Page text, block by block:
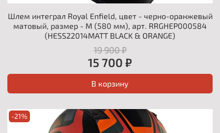
Шлем интеграл Royal Enfield, цвет - черно-оранжевый
матовый, размер - M (580 мм), арт. RRGHEP000584
(HESS22014MATT BLACK & ORANGE)
19 900 ₽
15 700 ₽
В корзину
-21%